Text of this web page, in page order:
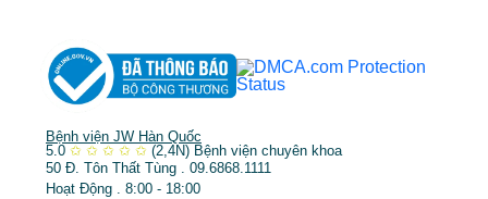
Bệnh viện JW Hàn Quốc
5.0 ✩ ✩ ✩ ✩ ✩ (2,4N) Bệnh viện chuyên khoa
50 Đ. Tôn Thất Tùng . 09.6868.1111
Hoạt Động . 8:00 - 18:00